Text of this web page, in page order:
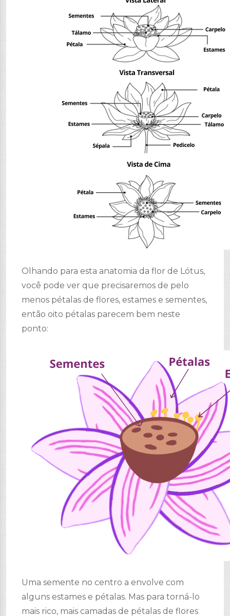
Olhando para esta anatomia da flor de Lótus,
você pode ver que precisaremos de pelo
menos pétalas de flores, estames e sementes,
então oito pétalas parecem bem neste
ponto:
Uma semente no centro a envolve com
alguns estames e pétalas. Mas para torná-lo
mais rico, mais camadas de pétalas de flores